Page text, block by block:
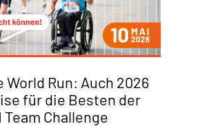
Run: Auch 2026
für die Besten der
Team Challenge